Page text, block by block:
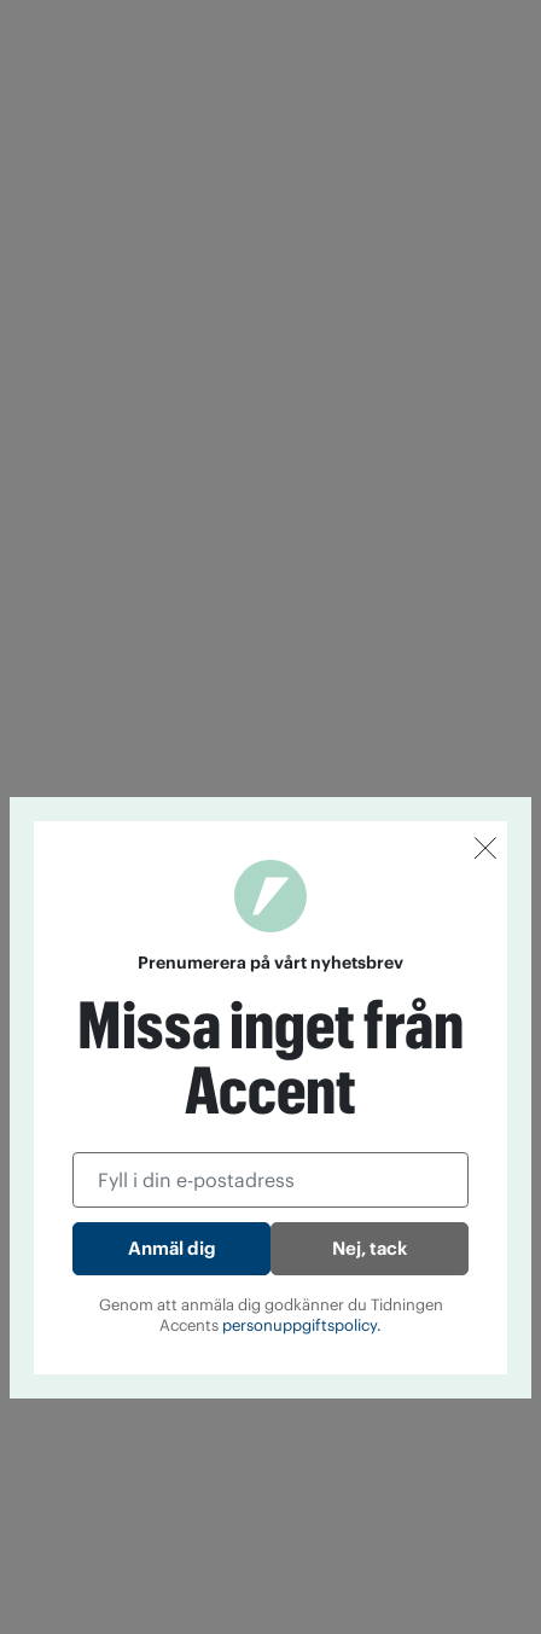
Prenumerera på vårt nyhetsbrev
Missa inget från
Accent
Nej, tack
Genom att anmäla dig godkänner du Tidningen
Accents personuppgiftspolicy.